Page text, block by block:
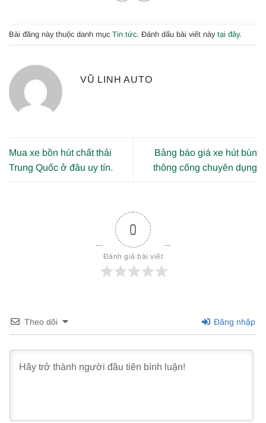
Bài đăng này thuộc danh mục Tin tức. Đánh dấu bài viết này tại đây.
VŨ LINH AUTO
Mua xe bồn hút chất thải
Trung Quốc ở đâu uy tín.
Bảng báo giá xe hút bùn
thông cống chuyên dụng
0
Đánh giá bài viết
Theo dõi Đăng nhập